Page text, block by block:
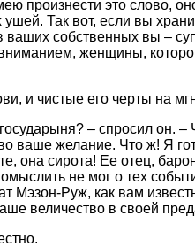
произнести это слово,
ушей. Так вот, если вы
в ваших собственных вы –
женщины,
и чистые его черты на
– спросил он.
ваше желание. Что ж! Я
она сирота! Ее отец,
не мог о тех
Мэзон-Руж, как вам
величество в своей